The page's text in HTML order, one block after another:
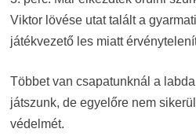
Viktor lövése utat talált a
játékvezető les miatt
Többet van csapatunknál a
játszunk, de egyelőre nem
védelmét.